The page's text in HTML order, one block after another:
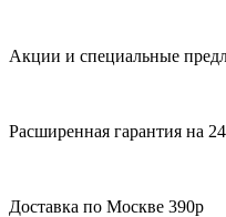
Акции и специальные
Расширенная гарантия на
Доставка по Москве 390р